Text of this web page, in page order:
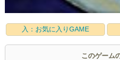
入：お気に入りGAME
このゲーム